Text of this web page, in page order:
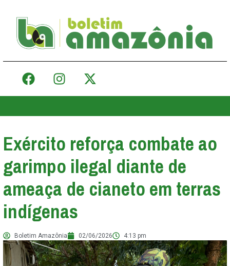
Exército reforça combate ao
garimpo ilegal diante de
ameaça de cianeto em terras
indígenas
Boletim Amazônia 02/06/2026 4:13 pm